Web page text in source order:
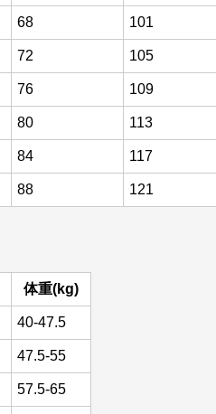
68 101
72 105
76 109
80 113
84 117
88 121
体重(kg)
40-47.5
47.5-55
57.5-65